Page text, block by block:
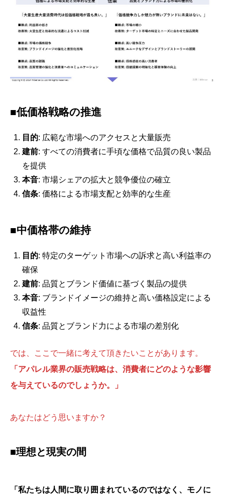
■低価格戦略の推進
目的: 広範な市場へのアクセスと大量販売
建前: すべての消費者に手頃な価格で品質の良い製品
を提供
本音: 市場シェアの拡大と競争優位の確立
信条: 価格による市場支配と効率的な生産
■中価格帯の維持
目的: 特定のターゲット市場への訴求と高い利益率の
確保
建前: 品質とブランド価値に基づく製品の提供
本音: ブランドイメージの維持と高い価格設定による
収益性
信条: 品質とブランド力による市場の差別化
では、ここで一緒に考えて頂きたいことがあります。
「アパレル業界の販売戦略は、消費者にどのような影響
を与えているのでしょうか。」
あなたはどう思いますか？
■理想と現実の間
「私たちは人間に取り囲まれているのではなく、モノに